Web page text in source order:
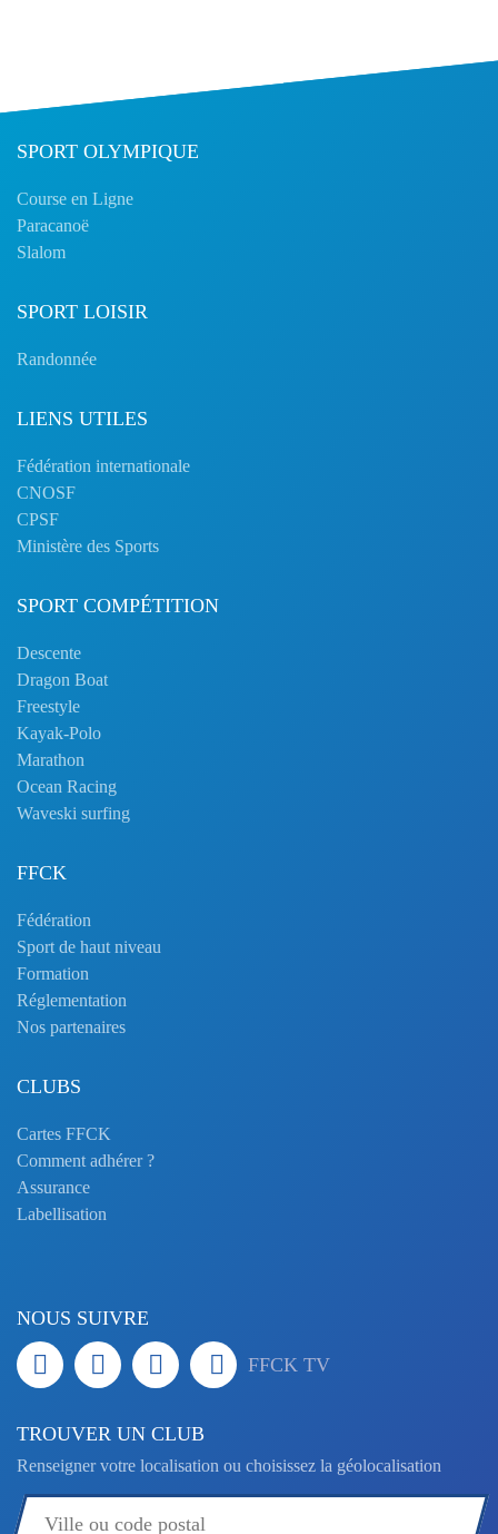
SPORT OLYMPIQUE
Course en Ligne
Paracanoë
Slalom
SPORT LOISIR
Randonnée
LIENS UTILES
Fédération internationale
CNOSF
CPSF
Ministère des Sports
SPORT COMPÉTITION
Descente
Dragon Boat
Freestyle
Kayak-Polo
Marathon
Ocean Racing
Waveski surfing
FFCK
Fédération
Sport de haut niveau
Formation
Réglementation
Nos partenaires
CLUBS
Cartes FFCK
Comment adhérer ?
Assurance
Labellisation
NOUS SUIVRE
FFCK TV
TROUVER UN CLUB
Renseigner votre localisation ou choisissez la géolocalisation